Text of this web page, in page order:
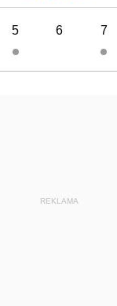
5 6 7
REKLAMA